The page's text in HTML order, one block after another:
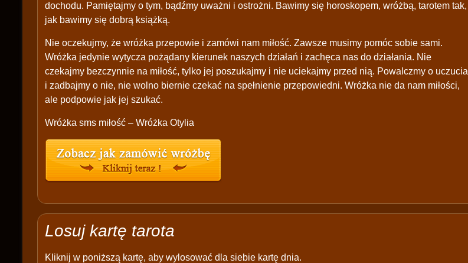
dochodu. Pamiętajmy o tym, bądźmy uważni i ostrożni. Bawimy się horoskopem, wróżbą, tarotem tak,
jak bawimy się dobrą książką.
Nie oczekujmy, że wróżka przepowie i zamówi nam miłość. Zawsze musimy pomóc sobie sami.
Wróżka jedynie wytycza pożądany kierunek naszych działań i zachęca nas do działania. Nie
czekajmy bezczynnie na miłość, tylko jej poszukajmy i nie uciekajmy przed nią. Powalczmy o uczucia
i zadbajmy o nie, nie wolno biernie czekać na spełnienie przepowiedni. Wróżka nie da nam miłości,
ale podpowie jak jej szukać.
Wróżka sms miłość – Wróżka Otylia
Losuj kartę tarota
Kliknij w poniższą kartę, aby wylosować dla siebie kartę dnia.